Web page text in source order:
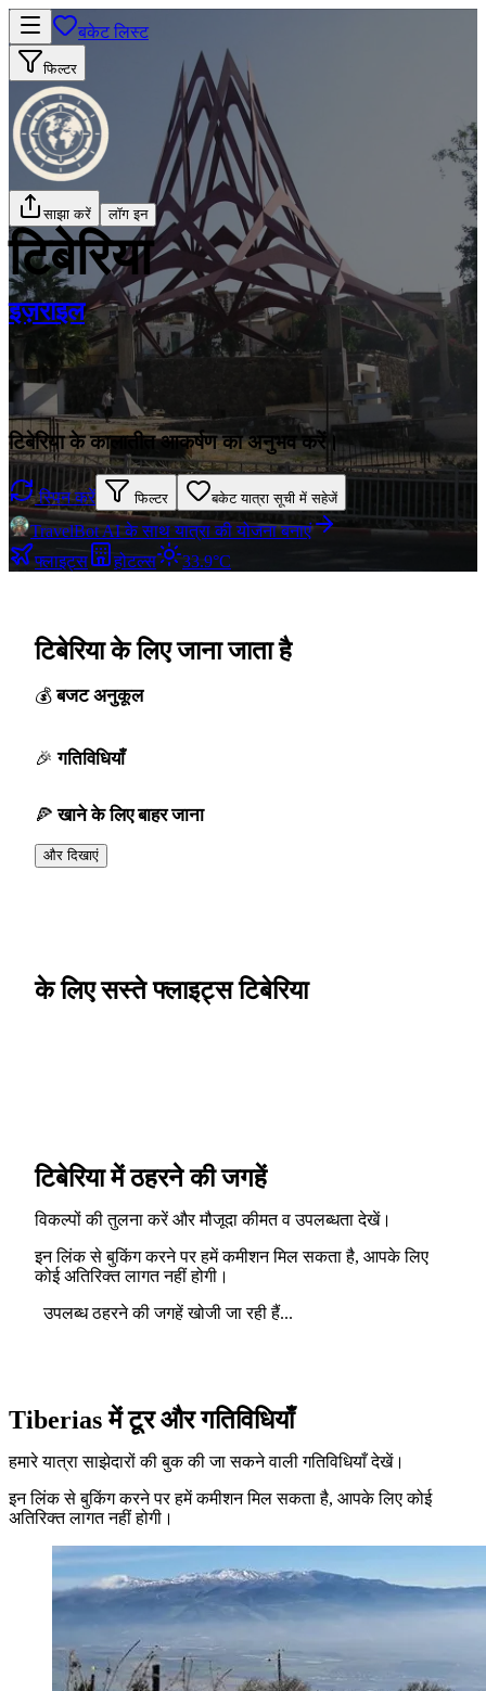
बकेट लिस्ट
फिल्टर
साझा करें लॉग इन
टिबेरिया
इज़राइल
टिबेरिया के कालातीत आकर्षण का अनुभव करें।
स्पिन करें फिल्टर बकेट यात्रा सूची में सहेजें
TravelBot AI के साथ यात्रा की योजना बनाएं
फ्लाइट्स
होटल्स 33.9°C
टिबेरिया के लिए जाना जाता है
बजट अनुकूल
गतिविधियाँ
खाने के लिए बाहर जाना
और दिखाएं
के लिए सस्ते फ्लाइट्स टिबेरिया
टिबेरिया में ठहरने की जगहें
विकल्पों की तुलना करें और मौजूदा कीमत व उपलब्धता देखें।
इन लिंक से बुकिंग करने पर हमें कमीशन मिल सकता है, आपके लिए
कोई अतिरिक्त लागत नहीं होगी।
उपलब्ध ठहरने की जगहें खोजी जा रही हैं...
Tiberias में टूर और गतिविधियाँ
हमारे यात्रा साझेदारों की बुक की जा सकने वाली गतिविधियाँ देखें।
इन लिंक से बुकिंग करने पर हमें कमीशन मिल सकता है, आपके लिए कोई
अतिरिक्त लागत नहीं होगी।